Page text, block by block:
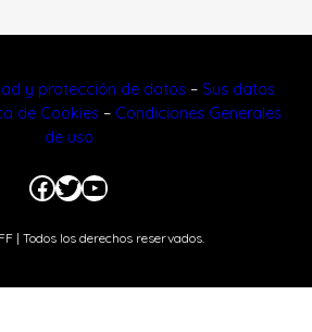
y protección de datos – Sus datos
de Cookies – Condiciones Generales
de uso
Facebook
Twitter
YouTube
| Todos los derechos reservados.